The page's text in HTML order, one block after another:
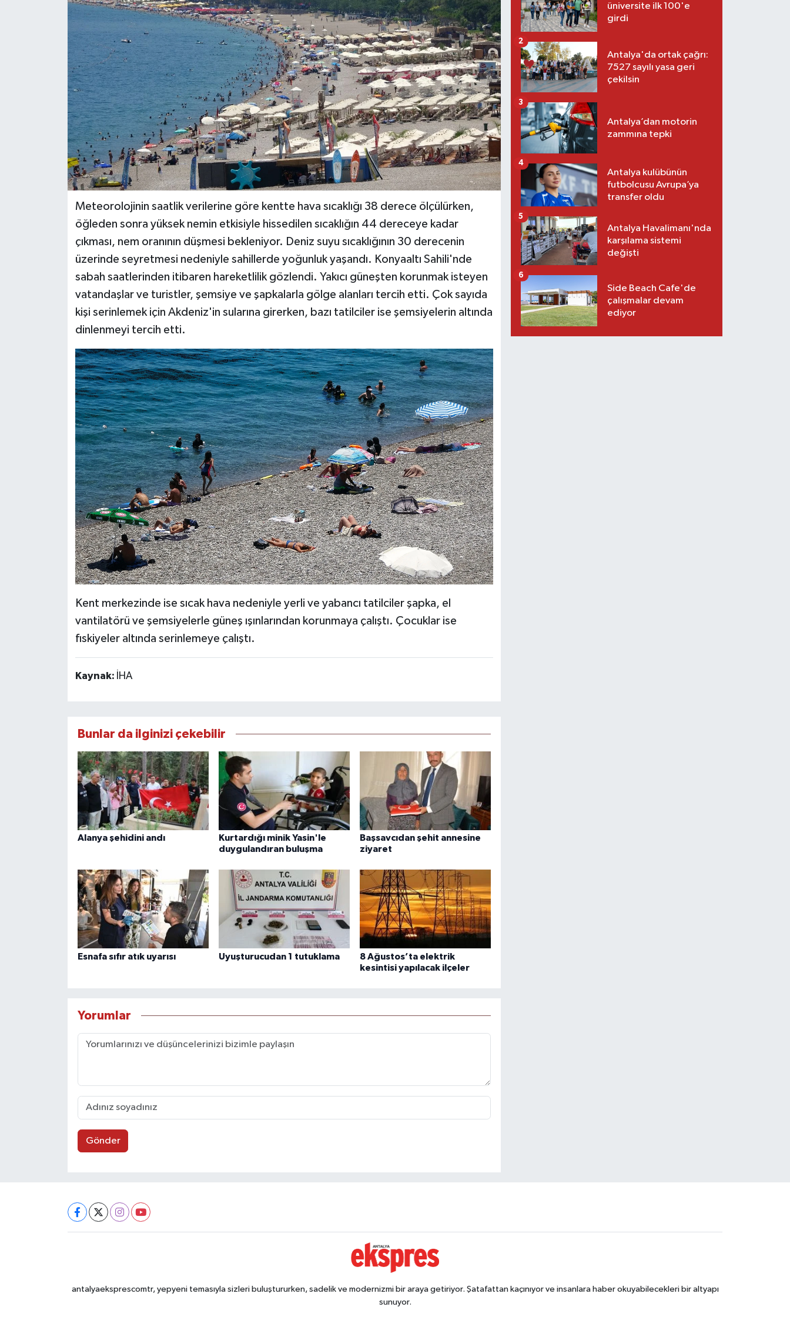
Meteorolojinin saatlik verilerine göre kentte hava sıcaklığı 38 derece ölçülürken,
öğleden sonra yüksek nemin etkisiyle hissedilen sıcaklığın 44 dereceye kadar
çıkması, nem oranının düşmesi bekleniyor. Deniz suyu sıcaklığının 30 derecenin
üzerinde seyretmesi nedeniyle sahillerde yoğunluk yaşandı. Konyaaltı Sahili'nde
sabah saatlerinden itibaren hareketlilik gözlendi. Yakıcı güneşten korunmak isteyen
vatandaşlar ve turistler, şemsiye ve şapkalarla gölge alanları tercih etti. Çok sayıda
kişi serinlemek için Akdeniz'in sularına girerken, bazı tatilciler ise şemsiyelerin altında
dinlenmeyi tercih etti.
Kent merkezinde ise sıcak hava nedeniyle yerli ve yabancı tatilciler şapka, el
vantilatörü ve şemsiyelerle güneş ışınlarından korunmaya çalıştı. Çocuklar ise
fıskiyeler altında serinlemeye çalıştı.
Kaynak: İHA
Bunlar da ilginizi çekebilir
Alanya şehidini andı
Kurtardığı minik Yasin'le
duygulandıran buluşma
Başsavcıdan şehit annesine
ziyaret
Esnafa sıfır atık uyarısı Uyuşturucudan 1 tutuklama
8 Ağustos’ta elektrik
kesintisi yapılacak ilçeler
Yorumlar
Gönder
üniversite ilk 100'e
girdi
Antalya'da ortak çağrı:
7527 sayılı yasa geri
çekilsin
2
Antalya’dan motorin
zammına tepki
3
Antalya kulübünün
futbolcusu Avrupa’ya
transfer oldu
4
Antalya Havalimanı'nda
karşılama sistemi
değişti
5
Side Beach Cafe'de
çalışmalar devam
ediyor
6
antalyaeksprescomtr, yepyeni temasıyla sizleri buluştururken, sadelik ve modernizmi bir araya getiriyor. Şatafattan kaçınıyor ve insanlara haber okuyabilecekleri bir altyapı
sunuyor.
TURİZM
RÖPORTAJ
VİDEO HABERLER
YAZARLAR
RESMİ İLAN
MAGAZİN